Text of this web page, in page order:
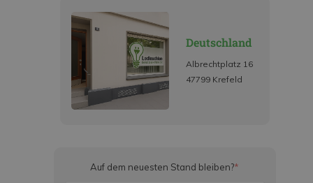
Deutschland
Albrechtplatz 16
47799 Krefeld
Auf dem neuesten Stand bleiben?*